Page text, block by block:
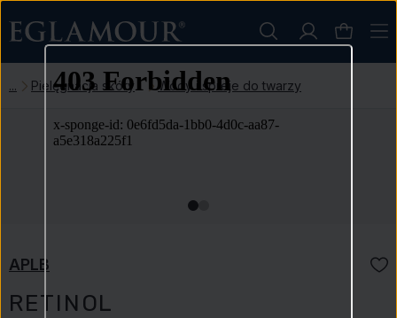
Pielęgnacja skóry Wody i spreje do twarzy
APLB
RETINOL